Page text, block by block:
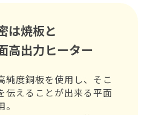
は焼板と
高出力ヒーター
純度銅板を使用し、そこ
伝えることが出来る平面